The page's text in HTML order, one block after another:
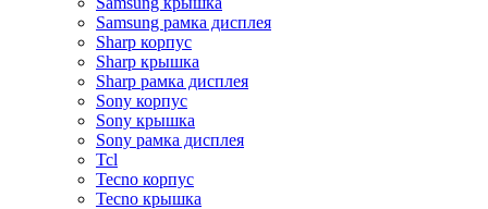
Samsung рамка дисплея
Sharp корпус
Sharp крышка
Sharp рамка дисплея
Sony корпус
Sony крышка
Sony рамка дисплея
Tcl
Tecno корпус
Tecno крышка